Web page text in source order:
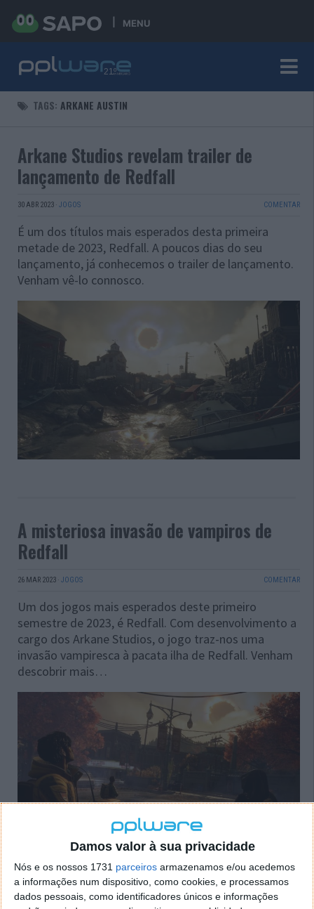
Damos valor à sua privacidade
Nós e os nossos 1731 parceiros armazenamos e/ou acedemos
a informações num dispositivo, como cookies, e processamos
dados pessoais, como identificadores únicos e informações
MENU
TAGS: ARKANE AUSTIN
Arkane Studios revelam trailer de
lançamento de Redfall
30 ABR 2023 · JOGOS COMENTAR
É um dos títulos mais esperados desta primeira
metade de 2023, Redfall. A poucos dias do seu
lançamento, já conhecemos o trailer de lançamento.
Venham vê-lo connosco.
A misteriosa invasão de vampiros de
Redfall
26 MAR 2023 · JOGOS COMENTAR
Um dos jogos mais esperados deste primeiro
semestre de 2023, é Redfall. Com desenvolvimento a
cargo dos Arkane Studios, o jogo traz-nos uma
invasão vampiresca à pacata ilha de Redfall. Venham
descobrir mais…